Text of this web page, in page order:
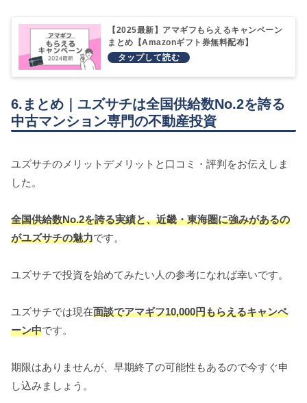
【2025最新】アマギフもらえるキャンペーン
まとめ【Amazonギフト券無料配布】
6.まとめ｜ユズサチは全国供給数No.2を誇る
中古マンション専門の不動産投資
ユズサチのメリットデメリットと口コミ・評判をお伝えしま
した。
全国供給数No.2を誇る実績と、近畿・東海圏に強みがあるの
がユズサチの魅力です。
ユズサチで投資を始めてみたい人の参考になれば幸いです。
ユズサチでは現在面談でアマギフ10,000円もらえるキャンペ
ーン中です。
期限はありませんが、早期終了の可能性もあるので今すぐ申
し込みましょう。